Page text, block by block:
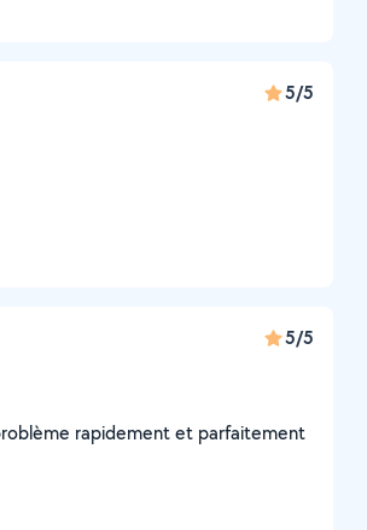
5/5
5/5
rapidement et parfaitement